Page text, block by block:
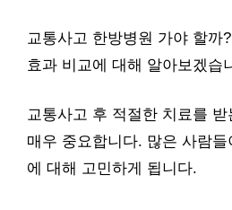
교통사고 한방병원 가야 할까
효과 비교에 대해 알아보겠습
교통사고 후 적절한 치료를
매우 중요합니다. 많은 사람
에 대해 고민하게 됩니다.